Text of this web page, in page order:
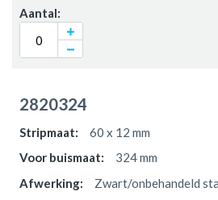
2820324
60 x 12 mm
324 mm
Zwart/onbehandeld